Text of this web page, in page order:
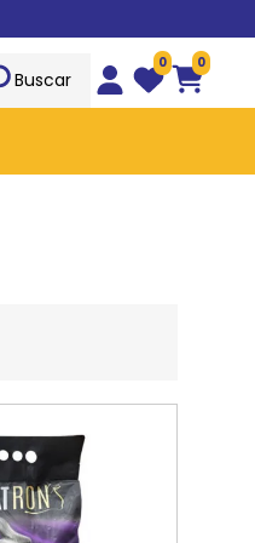
Wishlist
0
Carrito
0
Buscar